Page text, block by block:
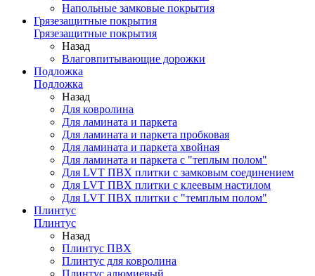
Напольные замковые покрытия
Грязезащитные покрытия
Грязезащитные покрытия
Назад
Влаговпитывающие дорожки
Подложка
Подложка
Назад
Для ковролина
Для ламината и паркета
Для ламината и паркета пробковая
Для ламината и паркета хвойная
Для ламината и паркета с "теплым полом"
Для LVT ПВХ плитки с замковым соединением
Для LVT ПВХ плитки с клеевым настилом
Для LVT ПВХ плитки с "темплым полом"
Плинтус
Плинтус
Назад
Плинтус ПВХ
Плинтус для ковролина
Плинтус алюмиевый